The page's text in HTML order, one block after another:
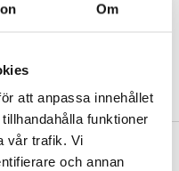
Om
att anpassa innehållet
funktioner
vår trafik. Vi
och annan
YLI 50 €